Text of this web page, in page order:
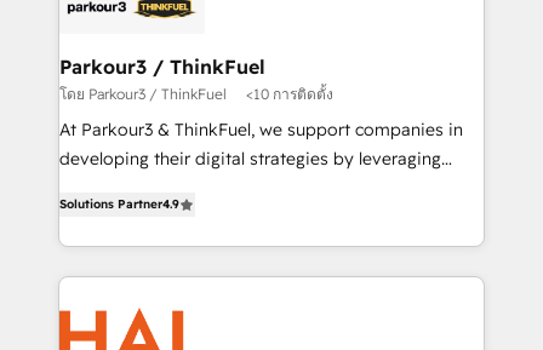
Program, HubSpot.
a global consultancy with the care and agility of a
boutique firm. At Triario, we’re big enough to deliver
but small enough to listen. Our Services: HubSpot
implementations & data migration Custom AI agents
Website design Let’s turn your CRM into your growth
engine!
Parkour3 / ThinkFuel
โดย Parkour3 / ThinkFuel <10 การติดตั้ง
At Parkour3 & ThinkFuel, we support companies in
developing their digital strategies by leveraging
sales processes to generate growth. Our offer spans
from Strategy to Operations. We specialize in CRM
onboarding and implementation, web design, sales
& marketing automation, and digital marketing. With
extensive experience working with tech companies
Solutions Partner4.9